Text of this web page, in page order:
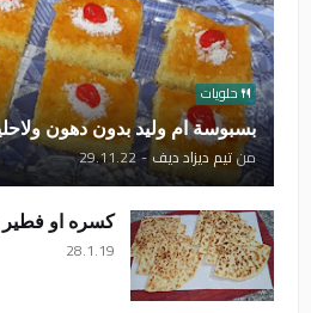
حلويات
بسبوسة ام وليد بدون دهون
منتيم ديزاد ديف -
29.11.22
كسره او فطير
28.1.19